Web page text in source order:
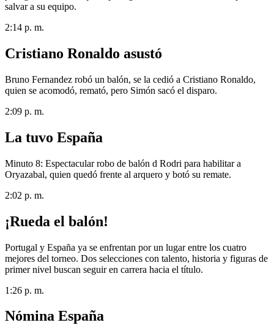
salvar a su equipo.
2:14 p. m.
Cristiano Ronaldo asustó
Bruno Fernandez robó un balón, se la cedió a Cristiano Ronaldo,
quien se acomodó, remató, pero Simón sacó el disparo.
2:09 p. m.
La tuvo España
Minuto 8: Espectacular robo de balón d Rodri para habilitar a
Oryazabal, quien quedó frente al arquero y botó su remate.
2:02 p. m.
¡Rueda el balón!
Portugal y España ya se enfrentan por un lugar entre los cuatro
mejores del torneo. Dos selecciones con talento, historia y figuras de
primer nivel buscan seguir en carrera hacia el título.
1:26 p. m.
Nómina España